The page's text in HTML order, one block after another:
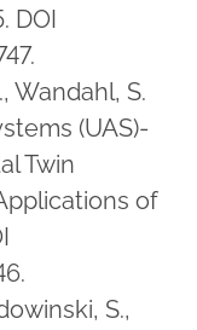
DOI
Wandahl, S.
(UAS)-
Twin
of
S.,